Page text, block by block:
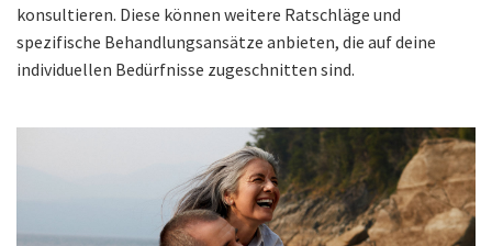
konsultieren. Diese können weitere Ratschläge und
spezifische Behandlungsansätze anbieten, die auf deine
individuellen Bedürfnisse zugeschnitten sind.